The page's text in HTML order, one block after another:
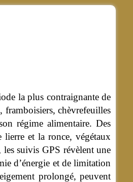
la plus contraignante de
framboisiers, chèvrefeuilles
régime alimentaire.Des
lierre et la ronce, végétaux
suivis GPS révèlent une
d’énergie et de limitation
prolongé, peuvent